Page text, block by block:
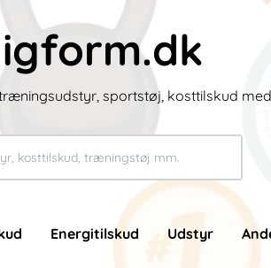
sportstøj, kosttilskud
Energitilskud Udstyr